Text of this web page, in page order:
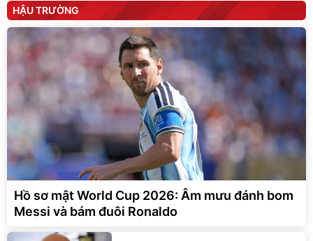
HẬU TRƯỜNG
Hồ sơ mật World Cup 2026: Âm mưu đánh bom
Messi và bám đuôi Ronaldo